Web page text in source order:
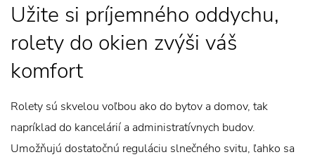
Užite si príjemného oddychu,
rolety do okien zvýši váš
komfort
Rolety sú skvelou voľbou ako do bytov a domov, tak
napríklad do kancelárií a administratívnych budov.
Umožňujú dostatočnú reguláciu slnečného svitu, ľahko sa